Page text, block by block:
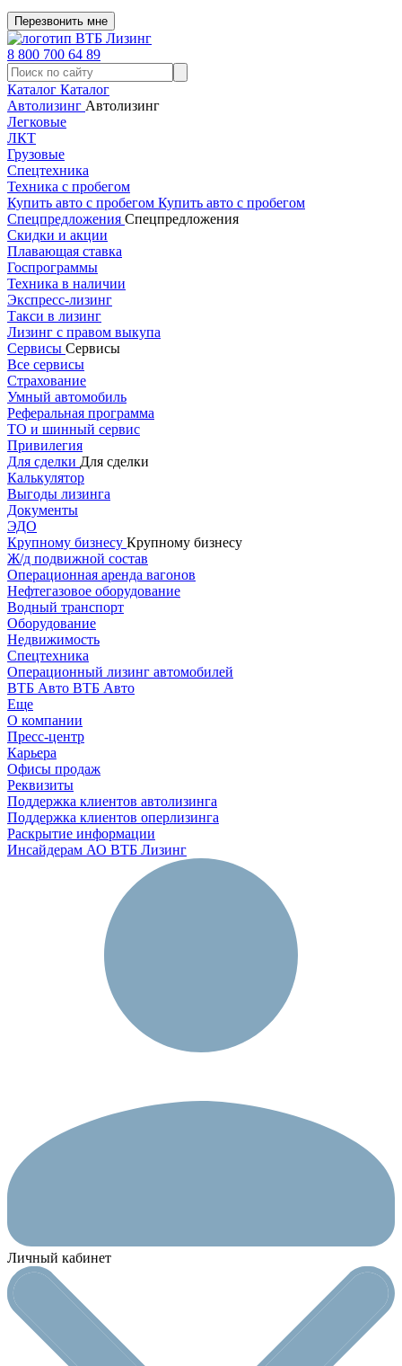
Перезвонить мне
8 800 700 64 89
Каталог Каталог
Автолизинг Автолизинг
Легковые
ЛКТ
Грузовые
Спецтехника
Техника с пробегом
Купить авто с пробегом Купить авто с пробегом
Спецпредложения Спецпредложения
Скидки и акции
Плавающая ставка
Госпрограммы
Техника в наличии
Экспресс-лизинг
Такси в лизинг
Лизинг с правом выкупа
Сервисы Сервисы
Все сервисы
Страхование
Умный автомобиль
Реферальная программа
ТО и шинный сервис
Привилегия
Для сделки Для сделки
Калькулятор
Выгоды лизинга
Документы
ЭДО
Крупному бизнесу Крупному бизнесу
Ж/д подвижной состав
Операционная аренда вагонов
Нефтегазовое оборудование
Водный транспорт
Оборудование
Недвижимость
Спецтехника
Операционный лизинг автомобилей
ВТБ Авто ВТБ Авто
Еще
О компании
Пресс-центр
Карьера
Офисы продаж
Реквизиты
Поддержка клиентов автолизинга
Поддержка клиентов оперлизинга
Раскрытие информации
Инсайдерам АО ВТБ Лизинг
Личный кабинет